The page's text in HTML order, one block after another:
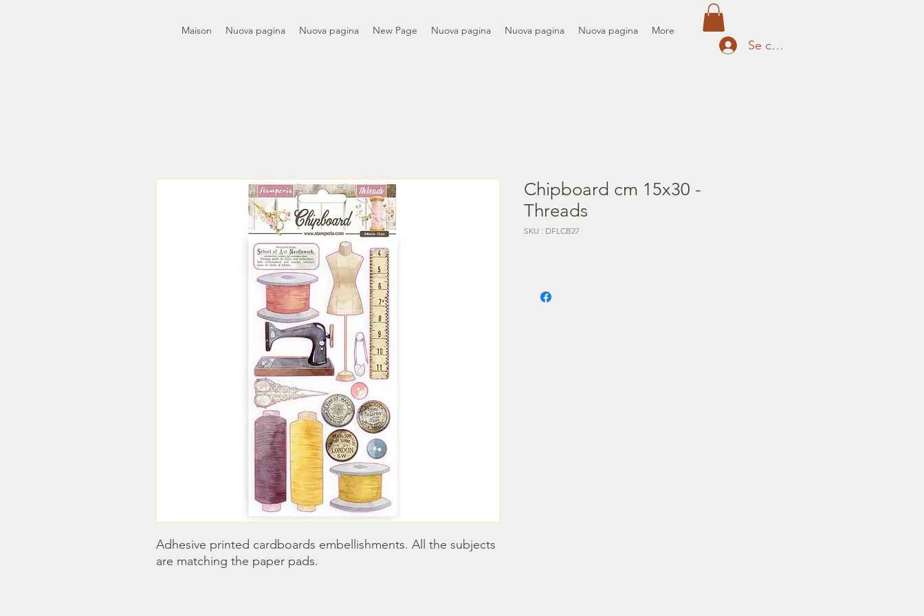
Maison Nuova pagina Nuova pagina New Page Nuova pagina Nuova pagina Nuova pagina More
Se connecter
Adhesive printed cardboards embellishments. All the subjects
are matching the paper pads.
Chipboard cm 15x30 -
Threads
SKU : DFLCB27